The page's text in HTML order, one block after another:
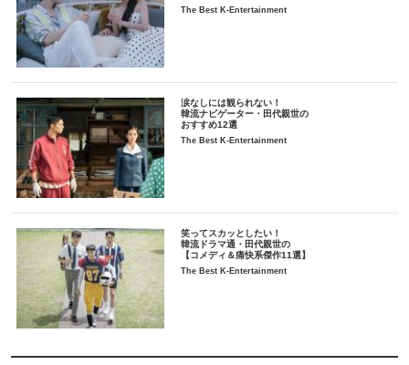
The Best K-Entertainment
涙なしには観られない！
韓流ナビゲーター・田代親世の
おすすめ12選
The Best K-Entertainment
笑ってスカッとしたい！
韓流ドラマ通・田代親世の
【コメディ＆痛快系傑作11選】
The Best K-Entertainment